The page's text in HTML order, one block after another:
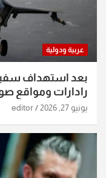
عربية ودولية
بعد استهداف
رادارات ومواقع
الساعات الماضية
يونيو 27, 2026 editor